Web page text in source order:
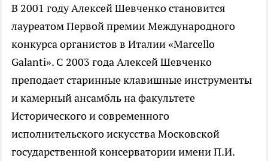
В 2001 году Алексей Шевченко становится
лауреатом Первой премии Международного
конкурса органистов в Италии «Marcello
Galanti». С 2003 года Алексей Шевченко
преподает старинные клавишные инструменты
и камерный ансамбль на факультете
Исторического и современного
исполнительского искусства Московской
государственной консерватории имени П.И.